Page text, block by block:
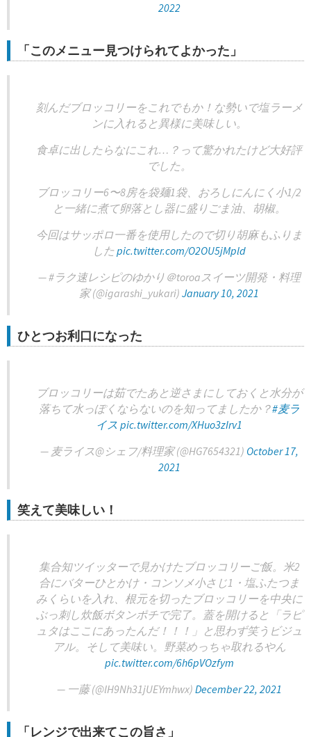
2022
「このメニュー見つけられてよかった」
刻んだブロッコリーをこれでもか！な勢いで塩ラーメ
ンに入れると異様に美味しい。
食卓に出したらなにこれ…？って驚かれたけど大好評
でした。
ブロッコリー6〜8房を袋麺1袋、おろしにんにく小1/2
と一緒に煮て卵落とし器に盛りごま油、胡椒。
今回はサッポロ一番を使用したので切り胡麻もふりま
したpic.twitter.com/O2OU5jMpld
— #ラク速レシピのゆかり＠toroaスイーツ開発・料理
家 (@igarashi_yukari) January 10, 2021
ひとつお利口になった
ブロッコリーは茹でたあと逆さまにしておくと水分が
落ちて水っぽくならないのを知ってましたか？#麦ラ
イス pic.twitter.com/XHuo3zIrv1
— 麦ライス@シェフ/料理家 (@HG7654321) October 17,
2021
笑えて美味しい！
集合知ツイッターで見かけたブロッコリーご飯。米2
合にバターひとかけ・コンソメ小さじ1・塩ふたつま
みくらいを入れ、根元を切ったブロッコリーを中央に
ぶっ刺し炊飯ボタンポチで完了。蓋を開けると「ラピ
ュタはここにあったんだ！！！」と思わず笑うビジュ
アル。そして美味い。野菜めっちゃ取れるやん
pic.twitter.com/6h6pVOzfym
— 一藤 (@lH9Nh31jUEYmhwx) December 22, 2021
「レンジで出来てこの旨さ」